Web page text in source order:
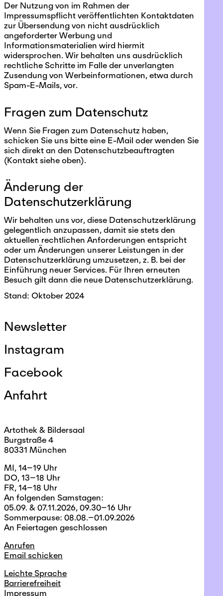
Der Nutzung von im Rahmen der
Impressumspflicht veröffentlichten Kontaktdaten
zur Übersendung von nicht ausdrücklich
angeforderter Werbung und
Informationsmaterialien wird hiermit
widersprochen. Wir behalten uns ausdrücklich
rechtliche Schritte im Falle der unverlangten
Zusendung von Werbeinformationen, etwa durch
Spam-E-Mails, vor.
Fragen zum Datenschutz
Wenn Sie Fragen zum Datenschutz haben,
schicken Sie uns bitte eine E-Mail oder wenden Sie
sich direkt an den Datenschutzbeauftragten
(Kontakt siehe oben).
Änderung der
Datenschutzerklärung
Wir behalten uns vor, diese Datenschutzerklärung
gelegentlich anzupassen, damit sie stets den
aktuellen rechtlichen Anforderungen entspricht
oder um Änderungen unserer Leistungen in der
Datenschutzerklärung umzusetzen, z. B. bei der
Einführung neuer Services. Für Ihren erneuten
Besuch gilt dann die neue Datenschutzerklärung.
Stand: Oktober 2024
Newsletter
Instagram
Facebook
Anfahrt
Artothek & Bildersaal
Burgstraße 4
80331 München
MI, 14–19 Uhr
DO, 13–18 Uhr
FR, 14–18 Uhr
An folgenden Samstagen:
05.09. & 07.11.2026, 09.30–16 Uhr
Sommerpause: 08.08.–01.09.2026
An Feiertagen geschlossen
Anrufen
Email schicken
Leichte Sprache
Barrierefreiheit
Impressum